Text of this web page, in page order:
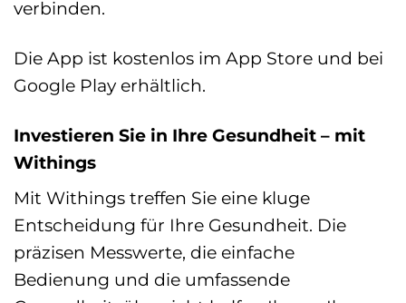
verbinden.
Die App ist kostenlos im App Store und bei
Google Play erhältlich.
Investieren Sie in Ihre Gesundheit – mit
Withings
Mit Withings treffen Sie eine kluge
Entscheidung für Ihre Gesundheit. Die
präzisen Messwerte, die einfache
Bedienung und die umfassende